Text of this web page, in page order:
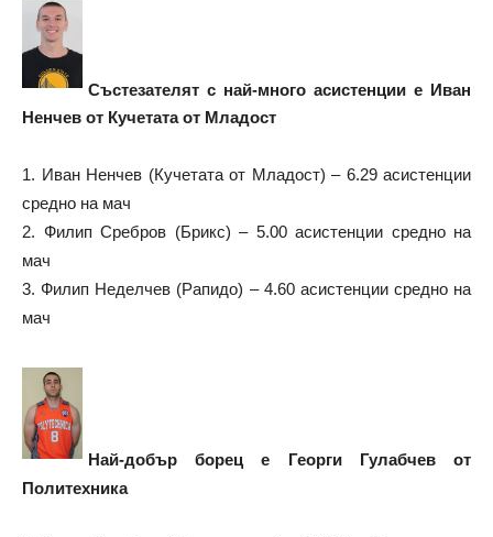
Състезателят с най-много асистенции е Иван
Ненчев от Кучетата от Младост
1. Иван Ненчев (Кучетата от Младост) – 6.29 асистенции
средно на мач
2. Филип Сребров (Брикс) – 5.00 асистенции средно на
мач
3. Филип Неделчев (Рапидо) – 4.60 асистенции средно на
мач
Най-добър борец е Георги Гулабчев от
Политехника